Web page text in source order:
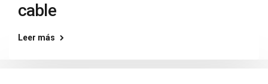
cable
Leer más